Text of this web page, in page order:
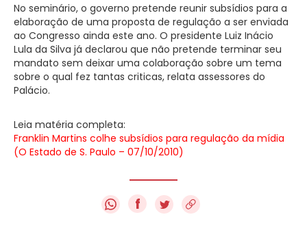
No seminário, o governo pretende reunir subsídios para a
elaboração de uma proposta de regulação a ser enviada
ao Congresso ainda este ano. O presidente Luiz Inácio
Lula da Silva já declarou que não pretende terminar seu
mandato sem deixar uma colaboração sobre um tema
sobre o qual fez tantas criticas, relata assessores do
Palácio.
Leia matéria completa:
Franklin Martins colhe subsídios para regulação da mídia
(O Estado de S. Paulo – 07/10/2010)
f